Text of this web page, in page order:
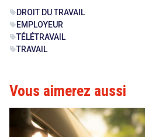
sell DROIT DU TRAVAIL
sell EMPLOYEUR
sellTÉLÉTRAVAIL
sellTRAVAIL
Vous aimerez aussi